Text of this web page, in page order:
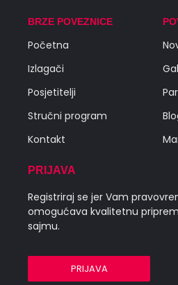
BRZE POVEZNICE
Početna
Izlagači
Posjetitelji
Stručni program
Kontakt
PRIJAVA
Registriraj se jer Vam
omogućava kvalitetnu
sajmu.
PRIJAVA